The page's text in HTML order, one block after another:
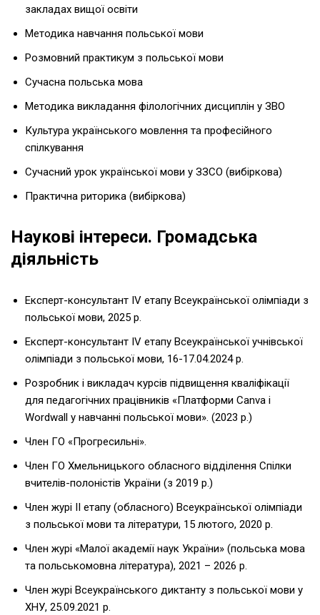
закладах вищої освіти
Методика навчання польської мови
Розмовний практикум з польської мови
Сучасна польська мова
Методика викладання філологічних дисциплін у ЗВО
Культура українського мовлення та професійного
спілкування
Сучасний урок української мови у ЗЗСО (вибіркова)
Практична риторика (вибіркова)
Наукові інтереси. Громадська
діяльність
Експерт-консультант ІV етапу Всеукраїнської олімпіади з
польської мови, 2025 р.
Експерт-консультант IV етапу Всеукраїнської учнівської
олімпіади з польської мови, 16-17.04.2024 р.
Розробник і викладач курсів підвищення кваліфікації
для педагогічних працівників «Платформи Canva i
Wordwall у навчанні польської мови». (2023 р.)
Член ГО «Прогресильні».
Член ГО Хмельницького обласного відділення Спілки
вчителів-полоністів України (з 2019 р.)
Член журі ІІ етапу (обласного) Всеукраїнської олімпіади
з польської мови та літератури, 15 лютого, 2020 р.
Член журі «Малої академії наук України» (польська мова
та польськомовна література), 2021 – 2026 р.
Член журі Всеукраїнського диктанту з польської мови у
ХНУ, 25.09.2021 р.